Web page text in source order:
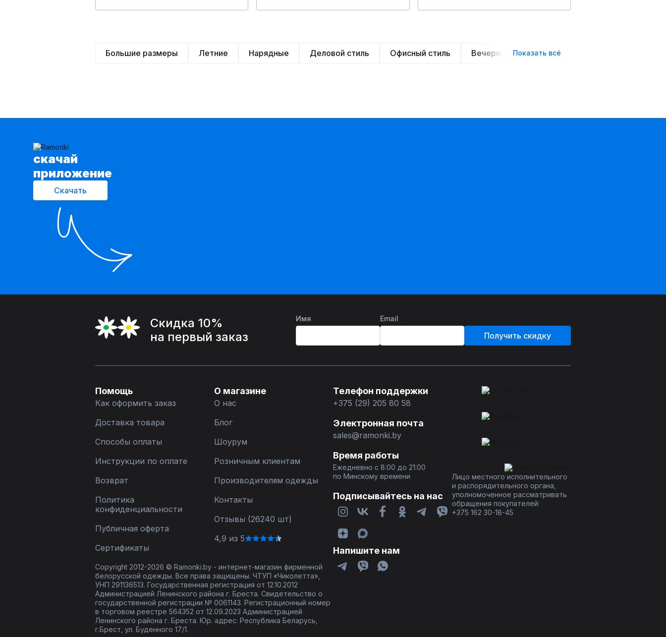
Большие размеры Летние Нарядные Деловой стиль Офисный стиль Вечерние Классические
Показать всё
cкачай
приложение
Скачать
Скидка 10%
на первый заказ
Имя Email
Получить скидку
Помощь
Как оформить заказ
Доставка товара
Способы оплаты
Инструкции по оплате
Возврат
Политика
конфиденциальности
Публичная оферта
Сертификаты
О магазине
О нас
Блог
Шоурум
Розничным клиентам
Производителям одежды
Контакты
Отзывы (26240 шт)
4,9 из 5
Телефон поддержки
+375 (29) 205 80 58
Электронная почта
sales@ramonki.by
Время работы
Ежедневно с 8:00 до 21:00
по Минскому времени
Подписывайтесь на нас
Напишите нам
Лицо местного исполнительного
и распорядительного органа,
уполномоченное рассматривать
обращения покупателей:
+375 162 30-18-45
Copyright 2012-2026 © Ramonki.by - интернет-магазин фирменной
белорусской одежды. Все права защищены. ЧТУП «Чиколетта»,
УНП 291136513. Государственная регистрация от 12.10.2012
Администрацией Ленинского района г. Бреста. Свидетельство о
государственной регистрации № 0061143. Регистрационный номер
в торговом реестре 564352 от 12.09.2023 Администрацией
Ленинского района г. Бреста. Юр. адрес: Республика Беларусь,
г.Брест, ул. Буденного 17/1.